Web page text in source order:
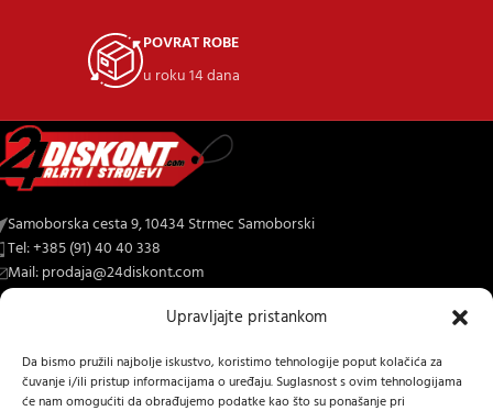
Upravljajte pristankom
Da bismo pružili najbolje iskustvo, koristimo tehnologije poput kolačića za
čuvanje i/ili pristup informacijama o uređaju. Suglasnost s ovim tehnologijama
će nam omogućiti da obrađujemo podatke kao što su ponašanje pri
POVRAT ROBE
u roku 14 dana
Samoborska cesta 9, 10434 Strmec Samoborski
Tel: +385 (91) 40 40 338
Mail: prodaja@24diskont.com
web trgovina s najvećom ponudom kopačica-freza i ostalih
NOVO NA BLOGU